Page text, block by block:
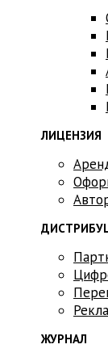
ЛИЦЕНЗИЯ
ЖУРНАЛ